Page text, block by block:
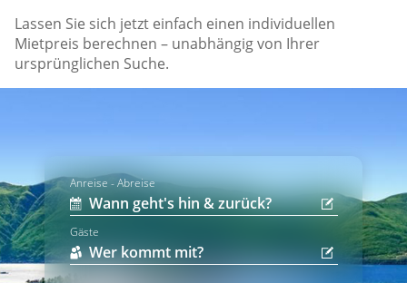
Lassen Sie sich jetzt einfach einen individuellen
Mietpreis berechnen – unabhängig von Ihrer
ursprünglichen Suche.
Anreise - Abreise
Gäste